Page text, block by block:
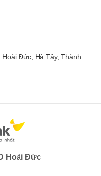
Hoài Đức, Hà Tây, Thành
Hoài Đức